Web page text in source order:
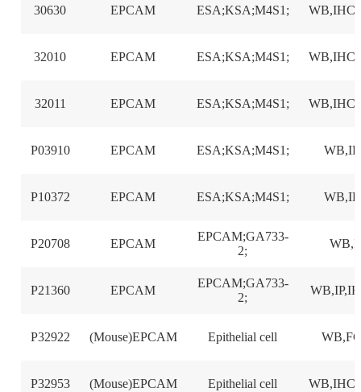
30630 EPCAM ESA;KSA;M4S1;
32010 EPCAM ESA;KSA;M4S1;
32011 EPCAM ESA;KSA;M4S1;
P03910 EPCAM ESA;KSA;M4S1;
P10372 EPCAM ESA;KSA;M4S1;
P20708 EPCAM
EPCAM;GA733-
2;
P21360 EPCAM
EPCAM;GA733-
2;
P32922 (Mouse)EPCAM Epithelial cell
P32953 (Mouse)EPCAM Epithelial cell